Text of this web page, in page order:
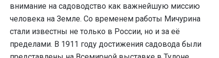
внимание на садоводство как важнейшую миссию
человека на Земле. Со временем работы Мичурина
стали известны не только в России, но и за её
пределами. В 1911 году достижения садовода были